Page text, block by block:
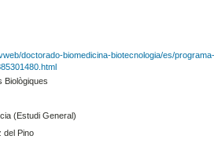
doctorado-biomedicina-biotecnologia/es/
Biològiques
(Estudi General)
del Pino